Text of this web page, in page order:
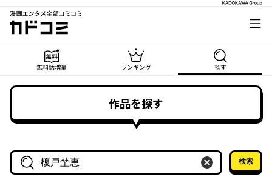
漫画エンタメ全部コミコミ
カドコミ
無料話増量 ランキング 探す
作品を探す
作品名・作家名で探す
検索